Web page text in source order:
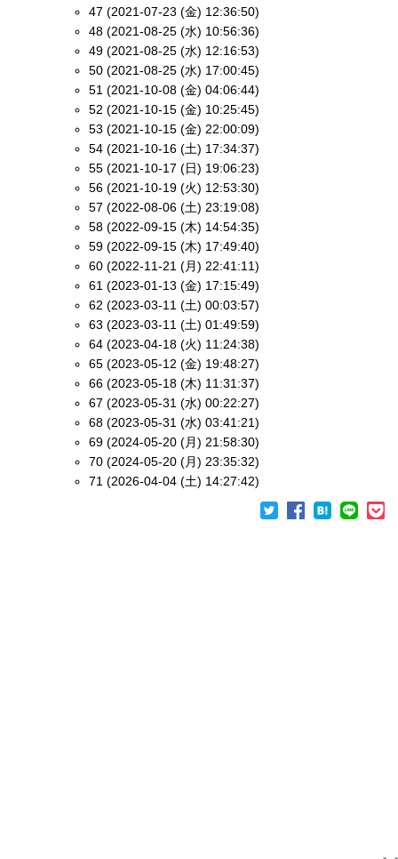
47 (2021-07-23 (金) 12:36:50)
48 (2021-08-25 (水) 10:56:36)
49 (2021-08-25 (水) 12:16:53)
50 (2021-08-25 (水) 17:00:45)
51 (2021-10-08 (金) 04:06:44)
52 (2021-10-15 (金) 10:25:45)
53 (2021-10-15 (金) 22:00:09)
54 (2021-10-16 (土) 17:34:37)
55 (2021-10-17 (日) 19:06:23)
56 (2021-10-19 (火) 12:53:30)
57 (2022-08-06 (土) 23:19:08)
58 (2022-09-15 (木) 14:54:35)
59 (2022-09-15 (木) 17:49:40)
60 (2022-11-21 (月) 22:41:11)
61 (2023-01-13 (金) 17:15:49)
62 (2023-03-11 (土) 00:03:57)
63 (2023-03-11 (土) 01:49:59)
64 (2023-04-18 (火) 11:24:38)
65 (2023-05-12 (金) 19:48:27)
66 (2023-05-18 (木) 11:31:37)
67 (2023-05-31 (水) 00:22:27)
68 (2023-05-31 (水) 03:41:21)
69 (2024-05-20 (月) 21:58:30)
70 (2024-05-20 (月) 23:35:32)
71 (2026-04-04 (土) 14:27:42)